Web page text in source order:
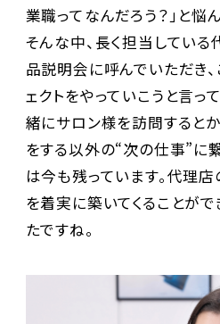
業職ってなんだろう？」と悩
そんな中、長く担当してい
品説明会に呼んでいただき
ェクトをやっていこうと言っ
緒にサロン様を訪問すると
をする以外の“次の仕事”に
は今も残っています。代理
を着実に築いてくることがで
たですね。